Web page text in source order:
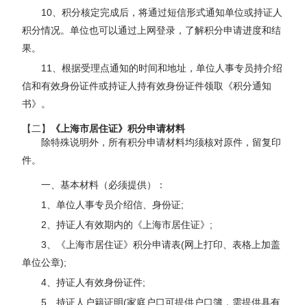
10、积分核定完成后，将通过短信形式通知单位或持证人
积分情况。单位也可以通过上网登录，了解积分申请进度和结
果。
11、根据受理点通知的时间和地址，单位人事专员持介绍
信和有效身份证件或持证人持有效身份证件领取《积分通知
书》。
【二】
《上海市居住证》积分申请材料
除特殊说明外，所有积分申请材料均须核对原件，留复印
件。
一、基本材料（必须提供）：
1、单位人事专员介绍信、身份证;
2、持证人有效期内的《上海市居住证》;
3、《上海市居住证》积分申请表(网上打印、表格上加盖
单位公章);
4、持证人有效身份证件;
5、持证人户籍证明(家庭户口可提供户口簿，需提供具有